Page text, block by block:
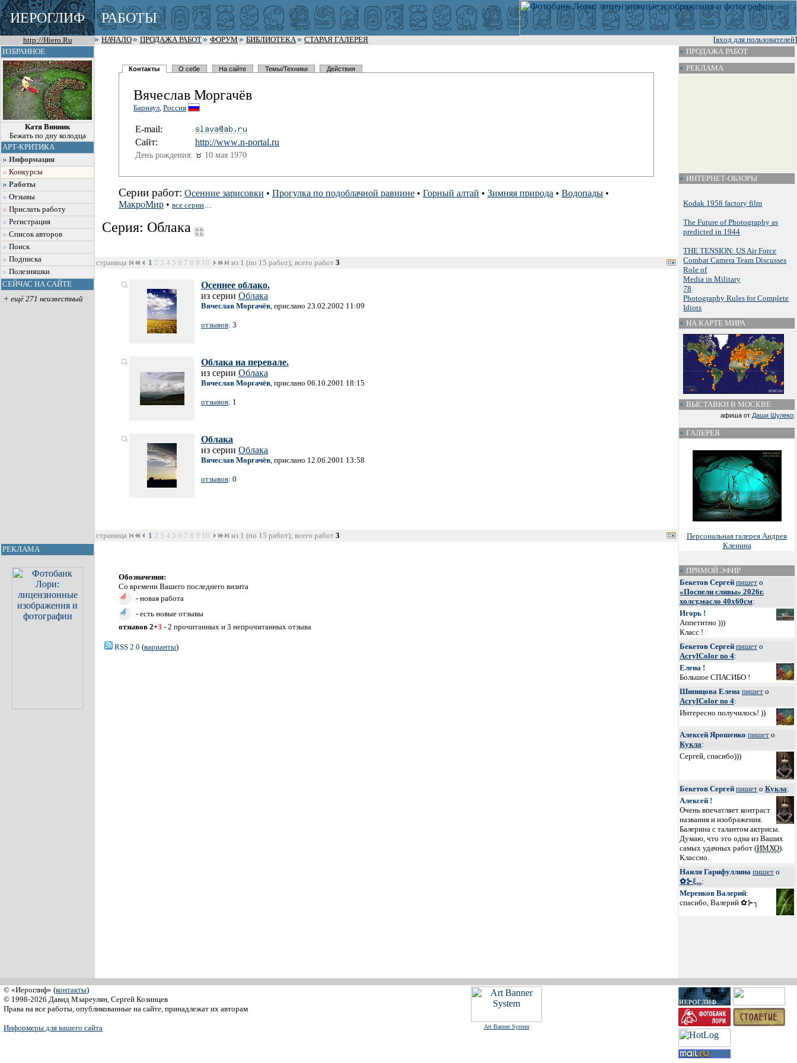
ИЕРОГЛИФ РАБОТЫ
http://Hiero.Ru [вход для пользователей]
НАЧАЛО ПРОДАЖА РАБОТ ФОРУМ БИБЛИОТЕКА
СТАРАЯ ГАЛЕРЕЯ
ИЗБРАННОЕ
Катя Винник
Бежать по дну колодца
АРТ-КРИТИКА
Информация
Конкурсы
Работы
Отзывы
Прислать работу
Регистрация
Список авторов
Поиск
Подписка
Полезняшки
СЕЙЧАС НА САЙТЕ
+ ещё 271 неизвестный
РЕКЛАМА
Контакты О себе На сайте Темы/Техники Действия
Вячеслав Моргачёв
Барнаул, Россия
E-mail:
Сайт:
http://www.n-portal.ru
День рождения: 10 мая 1970
Серии работ: Осенние зарисовки • Прогулка по подоблачной равнине • Горный алтай • Зимняя природа • Водопады •
МакроМир • все серии…
Серия: Облака
страница 1 2 3 4 5 6 7 8 9 10 из 1 (по 15 работ); всего работ 3
Осеннее облако.
из серии Облака
Вячеслав Моргачёв, прислано 23.02.2002 11:09
отзывов: 3
Облака на перевале.
из серии Облака
Вячеслав Моргачёв, прислано 06.10.2001 18:15
отзывов: 1
Облака
из серии Облака
Вячеслав Моргачёв, прислано 12.06.2001 13:58
отзывов: 0
страница 1 2 3 4 5 6 7 8 9 10 из 1 (по 15 работ); всего работ 3
Обозначения:
Со времени Вашего последнего визита
- новая работа
- есть новые отзывы
отзывов 2+3 - 2 прочитанных и 3 непрочитанных отзыва
RSS 2.0 (варианты)
ПРОДАЖА РАБОТ
РЕКЛАМА
ИНТЕРНЕТ-ОБЗОРЫ
Kodak 1958 factory film
The Future of Photography as
predicted in 1944
THE TENSION: US Air Force
Combat Camera Team Discusses
Role of
Media in Military
78
Photography Rules for Complete
Idiots
НА КАРТЕ МИРА
ВЫСТАВКИ В МОСКВЕ
афиша от Даши Шулеко:
ГАЛЕРЕЯ
Персональная галерея Андрея
Кленина
ПРЯМОЙ ЭФИР
Бекетов Сергей пишет о
«Поспели сливы» 2026г.
холст,масло 40х60см:
Игорь !
Аппетитно )))
Класс !
Бекетов Сергей пишет о
AcrylColor no 4:
Елена !
Большое СПАСИБО !
Шипицова Елена пишет о
AcrylColor no 4:
Интересно получилось! ))
Алексей Ярошенко пишет о
Кукла:
Сергей, спасибо)))
Бекетов Сергей пишет о Кукла:
Алексей !
Очень впечатляет контраст
названия и изображения.
Балерина с талантом актрисы.
Думаю, что это одна из Ваших
самых удачных работ (ИМХО).
Классно.
Наиля Гарифуллина пишет о
✿⊱ξ...:
Меренков Валерий:
спасибо, Валерий ✿⊱╮
© «Иероглиф» (контакты)
© 1998-2026 Давид Мзареулян, Сергей Козинцев
Права на все работы, опубликованные на сайте, принадлежат их авторам
Информеры для вашего сайта Art Banner System